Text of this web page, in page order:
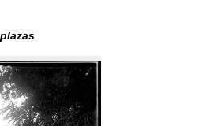
plazas